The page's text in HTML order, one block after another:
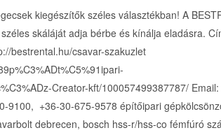
kiegészítők széles választékban! A
skáláját adja bérbe és kínálja eladásra.
bestrental.hu/csavar-szakuzlet
Creator-kft/100057499387787/ Email:
9100, +36-30-675-9578 építőipari
debrecen, bosch hss-r/hss-co fémfúró